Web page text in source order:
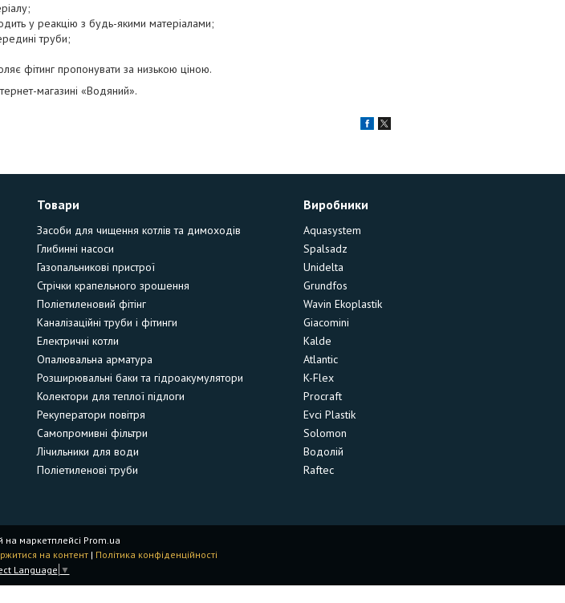
у реакцію з будь-якими матеріалами;
труби;
фітинг пропонувати за низькою ціною.
магазині «Водяний».
Товари
Засоби для чищення котлів та димоходів
Глибинні насоси
Газопальникові пристрої
Стрічки крапельного зрошення
Поліетиленовий фітінг
Каналізаційні труби і фітинги
Електричні котли
Опалювальна арматура
Розширювальні баки та гідроакумулятори
Колектори для теплої підлоги
Рекуператори повітря
Самопромивні фільтри
Лічильники для води
Поліетиленові труби
Виробники
Aquasystem
Spalsadz
Unidelta
Grundfos
Wavin Ekoplastik
Giacomini
Kalde
Atlantic
K-Flex
Procraft
Evci Plastik
Solomon
Водолій
Raftec
на маркетплейсі Prom.ua
на контент | Політика конфіденційності
Language ▼